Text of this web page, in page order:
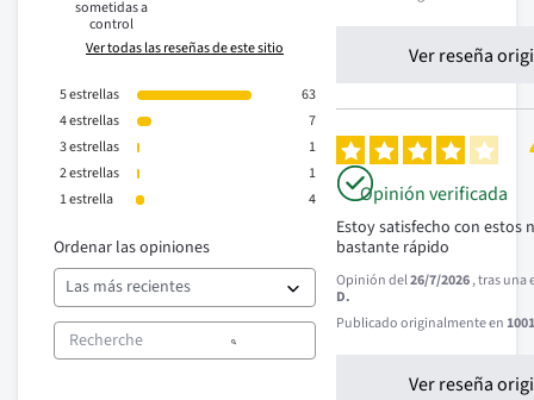
sometidas a
control
Ver todas las reseñas de este sitio
5estrellas
63
4estrellas
7
3estrellas
1
2estrellas
1
1estrella 4
Ordenar las opiniones
Ver reseña
Opinión verificada
Estoy satisfecho con estos
bastante rápido
Opinión del26/7/2026, tras una
D.
Publicado originalmente en
Ver reseña